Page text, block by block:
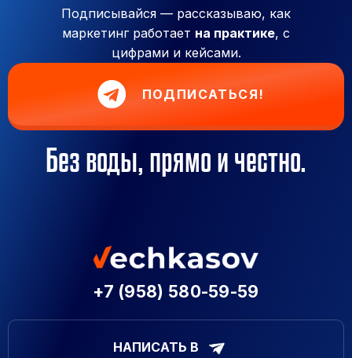
Подписывайся — рассказываю, как
маркетинг работает на практике, с
цифрами и кейсами.
ПОДПИСАТЬСЯ!
Без воды, прямо и честно.
+7 (958) 580-59-59
НАПИСАТЬ В